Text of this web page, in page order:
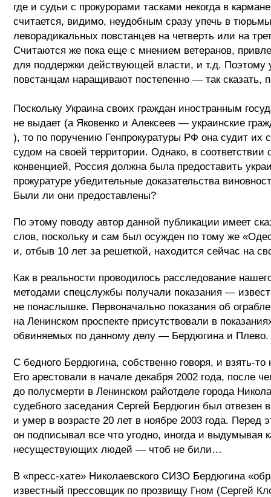
где и судьи с прокурорами тасками некогда в
считается, видимо, неудобным сразу упечь в тюрьмы
леворадикальных повстанцев на четверть или на
Считаются же пока еще с мнением ветеранов,
для поддержки действующей власти, и т.д. Поэтому
повстанцам наращивают постепенно — так сказать,
Поскольку Украина своих граждан иностранным
не выдает (а Яковенко и Алексеев — украинские
), то по поручению Генпрокуратуры РФ она судит их
судом на своей территории. Однако, в соответствии
конвенцией, Россия должна была предоставить
прокуратуре убедительные доказательства
Были ли они предоставлены?
По этому поводу автор данной публикации имеет
слов, поскольку и сам был осужден по тому же
и, отбыв 10 лет за решеткой, находится сейчас на
Как в реальности проводилось расследование
методами спецслужбы получали показания —
не понаслышке. Первоначально показания об
на Ленинском проспекте присутствовали в
обвиняемых по данному делу — Бердюгина и Плево.
С бедного Бердюгина, собственно говоря, и взять-то
Его арестовали в начале декабря 2002 года, после
до полусмерти в Ленинском райотделе города
судебного заседания Сергей Бердюгин был отвезен
и умер в возрасте 20 лет в ноябре 2003 года. Перед
он подписывал все что угодно, иногда и выдумывая
несуществующих людей — чтоб не били…
В «пресс-хате» Николаевского СИЗО Бердюгина
известный прессовщик по прозвищу Гном (Сергей